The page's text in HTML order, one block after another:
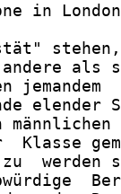
in London
als
jemandem
elender
Klasse
werden